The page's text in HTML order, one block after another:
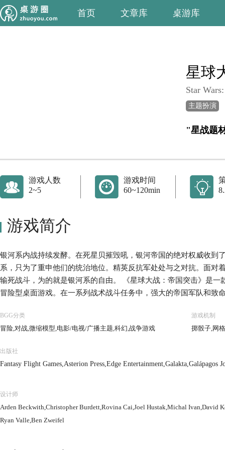
首页 文章库 桌游库
星球
Star
主题扮演
"星战题
游戏人数
2~5
游戏时间
60~120min
游戏简介
银河系内战持续发酵。在死星贝摧毁吼，银河帝国的绝对权威收到
系，只为了重申他们的统治地位。精英反抗军处处与之对抗。面对
输死战斗，为的就是银河系的自由。 《星球大战：帝国突击》是
冒险型桌面游戏。在一系列战术战斗任务中，强大的帝国军队和致
帝国与反抗军之间的对抗进程，直至最高潮的终极决战。 另外，
进行独立的战术任务游戏，大家可以重现星球大战传奇中的史诗场
一个亲自改变遥远未来的银河系命运的机会。
BGG分类
冒险,对战,微缩模型,电影/电视/广播主题,科幻,战争游戏
游戏机制
掷骰子,网
出版社
Fantasy Flight Games,Asterion Press,Edge Entertainment,Galakta,Galápagos
设计师
Arden Beckwith,Christopher Burdett,Rovina Cai,Joel Hustak,Michal Ivan,David
Ryan Valle,Ben Zweifel